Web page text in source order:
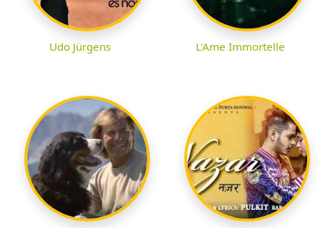
Udo Jürgens L'Ame Immortelle